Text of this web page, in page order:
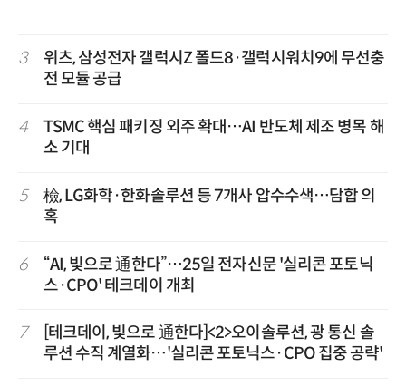
3
위츠, 삼성전자 갤럭시Z 폴드8·갤럭시워치9에 무선충
전 모듈 공급
4
TSMC 핵심 패키징 외주 확대…AI 반도체 제조 병목 해
소 기대
5
檢, LG화학·한화솔루션 등 7개사 압수수색…담합 의
혹
6
“AI, 빛으로 通한다”…25일 전자신문 '실리콘 포토닉
스·CPO' 테크데이 개최
7
[테크데이, 빛으로 通한다]<2>오이솔루션, 광 통신 솔
루션 수직 계열화…'실리콘 포토닉스·CPO 집중 공략'